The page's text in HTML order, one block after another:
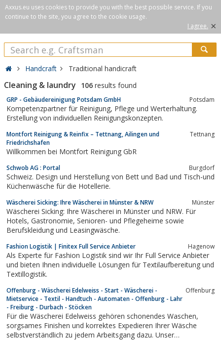
Axxus.eu uses cookies to provide you with the best possible service. If you
continue to the site, you agree to the cookie usage.
I agree. ×
Handcraft Traditional handicraft
Cleaning & laundry 106 results found
GRP - Gebäudereinigung Potsdam GmbH Potsdam
Kompetenzpartner für Reinigung, Pflege und Werterhaltung.
Erstellung von individuellen Reinigungskonzepten.
Montfort Reinigung & Reinfix – Tettnang, Ailingen und
Friedrichshafen
Tettnang
Willkommen bei Montfort Reinigung GbR
Schwob AG : Portal Burgdorf
Schweiz. Design und Herstellung von Bett und Bad und Tisch-und
Küchenwäsche für die Hotellerie.
Wäscherei Sicking: Ihre Wäscherei in Münster & NRW Münster
Wäscherei Sicking: Ihre Wäscherei in Münster und NRW. Für
Hotels, Gastronomie, Senioren- und Pflegeheime sowie
Berufskleidung und Leasingwäsche.
Fashion Logistik | Finitex Full Service Anbieter Hagenow
Als Experte für Fashion Logistik sind wir Ihr Full Service Anbieter
und bieten Ihnen individuelle Lösungen für Textilaufbereitung und
Textillogistik.
Offenburg - Wäscherei Edelweiss - Start - Wäscherei -
Mietservice - Textil - Handtuch - Automaten - Offenburg - Lahr
- Freiburg - Durbach - Stöcken
Offenburg
Für die Wäscherei Edelweiss gehören schonendes Waschen,
sorgsames Finishen und korrektes Expedieren Ihrer Wäsche
selbstverständlich zu jedem Arbeitsgang dazu. Unser